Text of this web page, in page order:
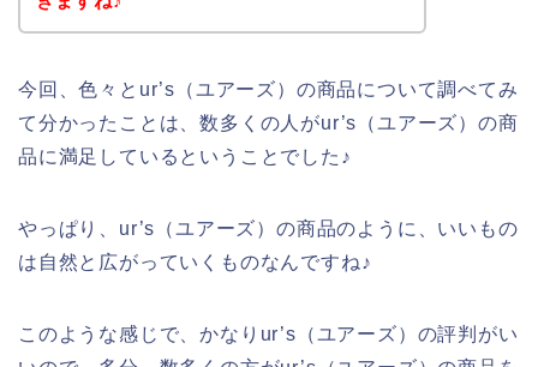
今回、色々とur’s（ユアーズ）の商品について調べてみ
て分かったことは、数多くの人がur’s（ユアーズ）の商
品に満足しているということでした♪
やっぱり、ur’s（ユアーズ）の商品のように、いいもの
は自然と広がっていくものなんですね♪
このような感じで、かなりur’s（ユアーズ）の評判がい